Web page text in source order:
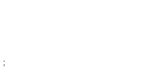
；